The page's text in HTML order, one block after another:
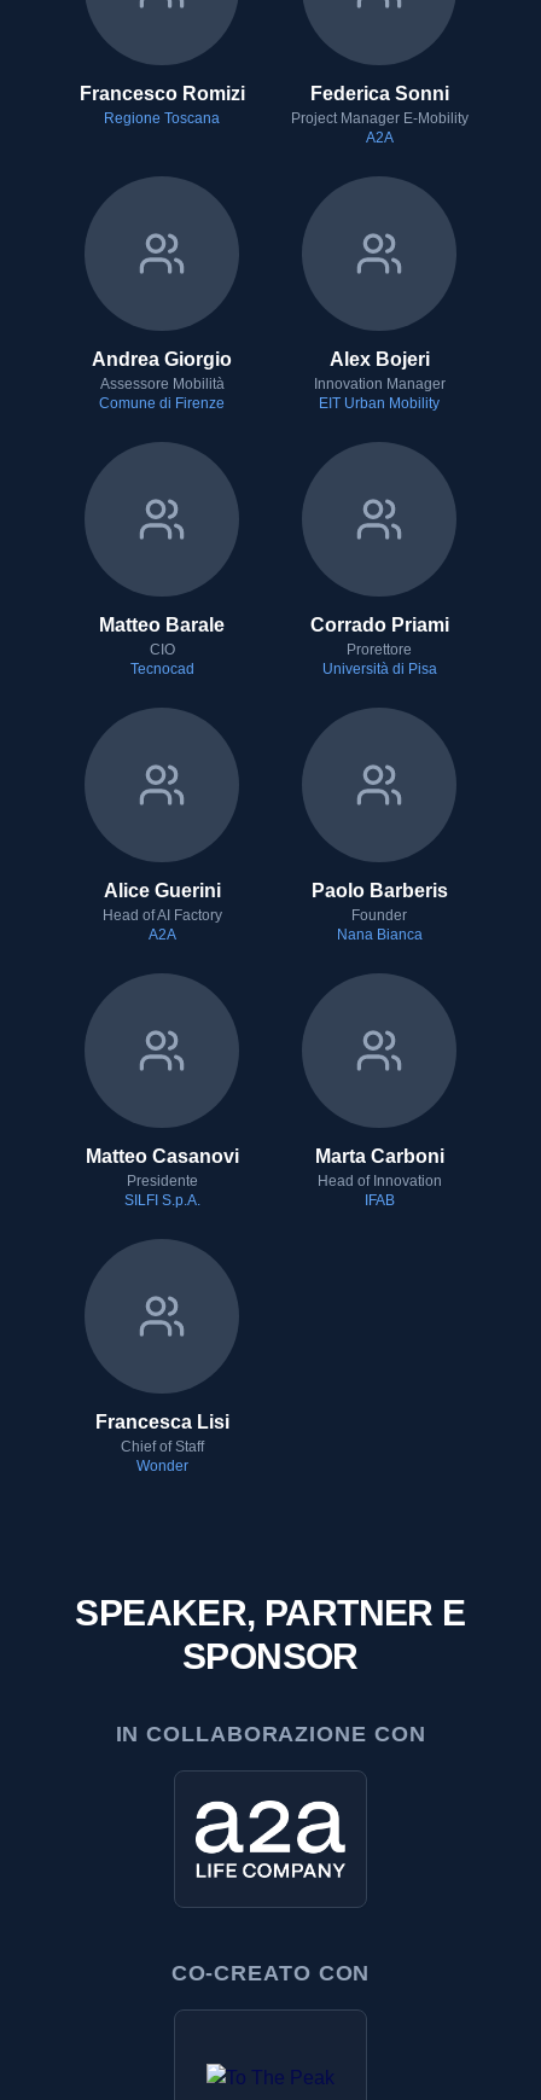
Francesco Romizi
Regione Toscana
Federica Sonni
Project Manager E-Mobility
A2A
Andrea Giorgio
Assessore Mobilità
Comune di Firenze
Alex Bojeri
Innovation Manager
EIT Urban Mobility
Matteo Barale
CIO
Tecnocad
Corrado Priami
Prorettore
Università di Pisa
Alice Guerini
Head of AI Factory
A2A
Paolo Barberis
Founder
Nana Bianca
Matteo Casanovi
Presidente
SILFI S.p.A.
Marta Carboni
Head of Innovation
IFAB
Francesca Lisi
Chief of Staff
Wonder
SPEAKER, PARTNER E
SPONSOR
IN COLLABORAZIONE CON
CO-CREATO CON